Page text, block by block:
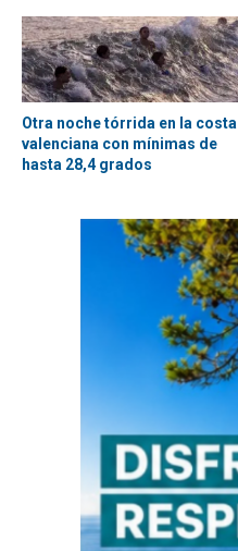
Otra noche tórrida en la costa
valenciana con mínimas de
hasta 28,4 grados